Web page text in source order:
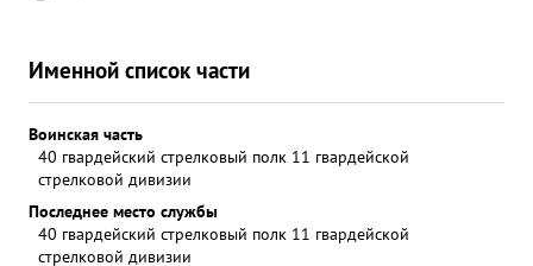
Именной список части
Воинская часть
40 гвардейский стрелковый полк 11 гвардейской
стрелковой дивизии
Последнее место службы
40 гвардейский стрелковый полк 11 гвардейской
стрелковой дивизии